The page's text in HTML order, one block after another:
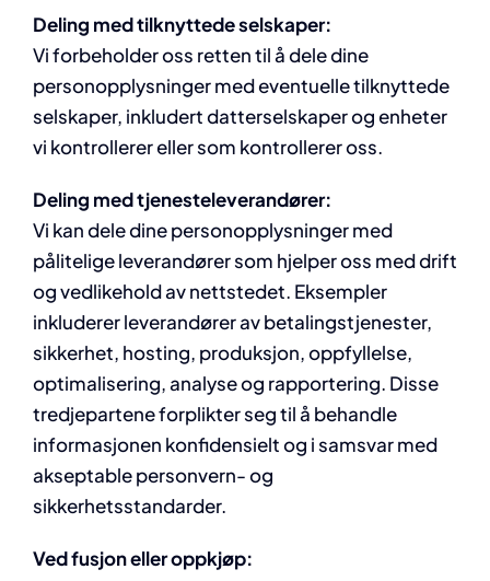
Deling med tilknyttede selskaper:
Vi forbeholder oss retten til å dele dine
personopplysninger med eventuelle tilknyttede
selskaper, inkludert datterselskaper og enheter
vi kontrollerer eller som kontrollerer oss.
Deling med tjenesteleverandører:
Vi kan dele dine personopplysninger med
pålitelige leverandører som hjelper oss med drift
og vedlikehold av nettstedet. Eksempler
inkluderer leverandører av betalingstjenester,
sikkerhet, hosting, produksjon, oppfyllelse,
optimalisering, analyse og rapportering. Disse
tredjepartene forplikter seg til å behandle
informasjonen konfidensielt og i samsvar med
akseptable personvern- og
sikkerhetsstandarder.
Ved fusjon eller oppkjøp: